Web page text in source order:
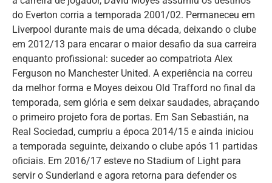
do Everton corria a temporada 2001/02. Permaneceu em
Liverpool durante mais de uma década, deixando o clube
em 2012/13 para encarar o maior desafio da sua carreira
enquanto profissional: suceder ao compatriota Alex
Ferguson no Manchester United. A experiência na correu
da melhor forma e Moyes deixou Old Trafford no final da
temporada, sem glória e sem deixar saudades, abraçando
o primeiro projeto fora de portas. Em San Sebastián, na
Real Sociedad, cumpriu a época 2014/15 e ainda iniciou
a temporada seguinte, deixando o clube após 11 partidas
oficiais. Em 2016/17 esteve no Stadium of Light para
servir o Sunderland e agora retorna para defender os